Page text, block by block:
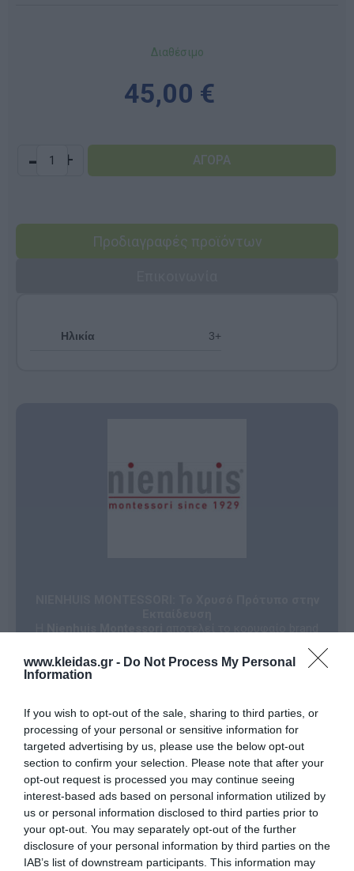
www.kleidas.gr - Do Not Process My Personal
Information
If you wish to opt-out of the sale, sharing to third parties, or
processing of your personal or sensitive information for
targeted advertising by us, please use the below opt-out
section to confirm your selection. Please note that after your
opt-out request is processed you may continue seeing
interest-based ads based on personal information utilized by
us or personal information disclosed to third parties prior to
your opt-out. You may separately opt-out of the further
disclosure of your personal information by third parties on the
IAB’s list of downstream participants. This information may
Διαθέσιμο
45,00 €
- +
Προδιαγραφές προϊόντων
Ηλικία 3+
συγκεντρώνει τα κορυφαία εκπαιδευτικά σήματα
παγκοσμίως με επίκεντρο τη μάθηση μέσω του
καινοτόμοαυθεντικό υλικό Μοντεσσόρι , το οποίο
ακολουθεί πιστά τους μαθησιακούς στόχους διεθνών
προγραμμάτων σπουδών. Κάθε προϊόν είναι
προσανατολισμένο στις στοχευμένες ανάγκες
παιδιών και εκπαιδευτικών, διασφαλίζοντας την
υψηλότερη ποιότητα κατασκευής.
Σήμερα, η Nienhuis Montessori διατηρεί μια
στρατηγική συνεργασία με τηνAMI (Association
Montessori Internationale). Αυτή η διεθνής σύμπραξη
αποσκοπεί στη δημιουργία νέων ευκαιριών για παιδιά
από όλους τους πολιτισμούς και τα